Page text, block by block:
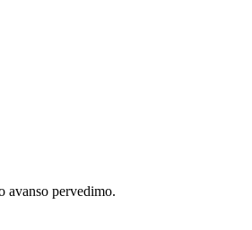
avanso pervedimo.